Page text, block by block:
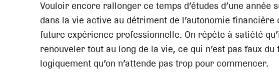
Vouloir encore rallonger ce temps d’études d’une année
dans la vie active au détriment de l’autonomie
future expérience professionnelle. On répète à satiété
renouveler tout au long de la vie, ce qui n’est pas faux
logiquement qu’on n’attende pas trop pour commencer.